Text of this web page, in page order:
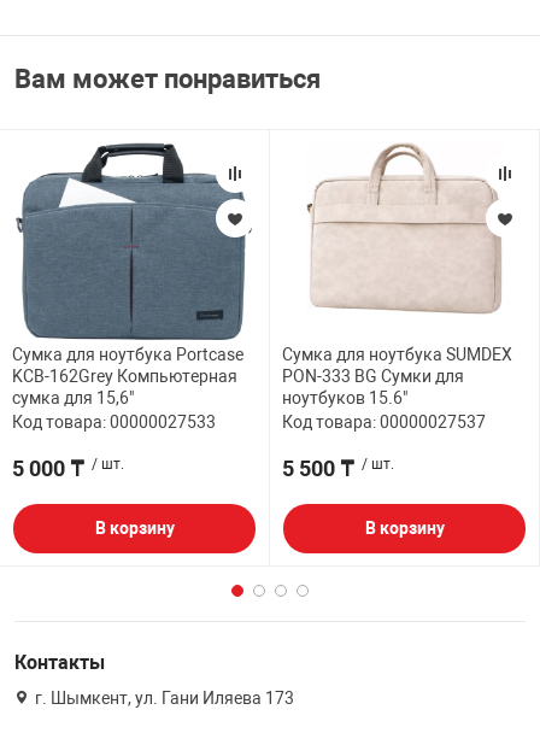
Вам может понравиться
Сумка для ноутбука Portcase
KCB-162Grey Компьютерная
сумка для 15,6"
Код товара: 00000027533
5 000 ₸ / шт.
В корзину
Сумка для ноутбука SUMDEX
PON-333 BG Сумки для
ноутбуков 15.6"
Код товара: 00000027537
5 500 ₸ / шт.
В корзину
Контакты
г. Шымкент, ул. Гани Иляева 173